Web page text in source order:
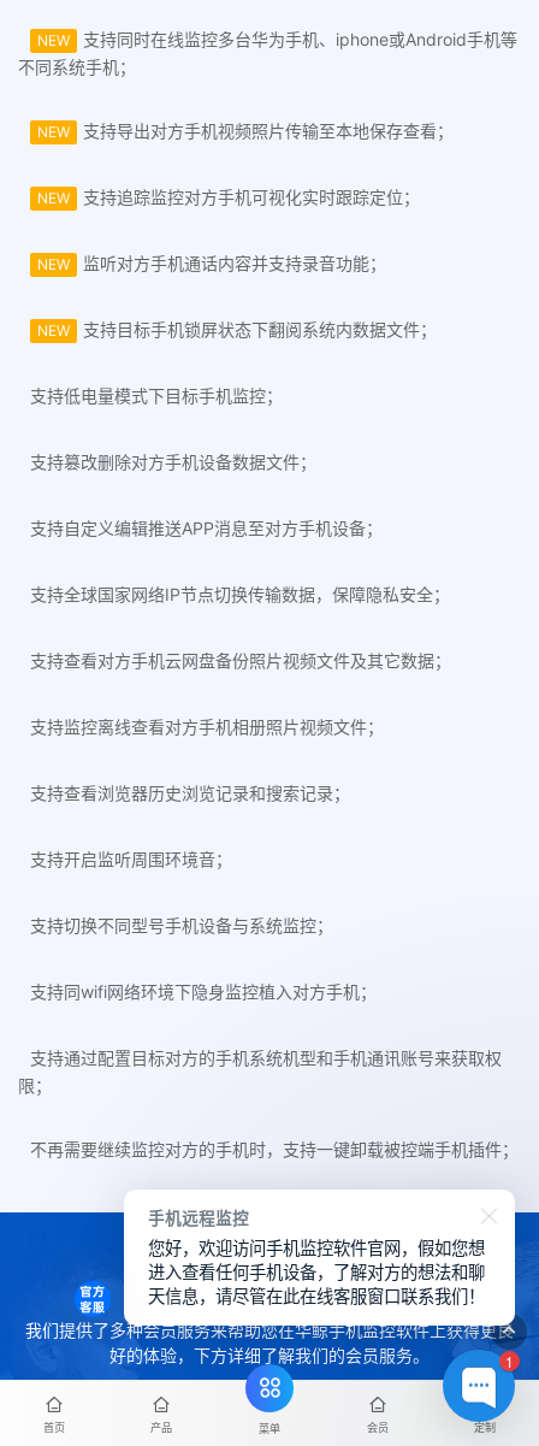
NEW
支持同时在线监控多台华为手机、iphone或Android手机等
不同系统手机；
NEW 支持导出对方手机视频照片传输至本地保存查看；
NEW 支持追踪监控对方手机可视化实时跟踪定位；
NEW 监听对方手机通话内容并支持录音功能；
NEW 支持目标手机锁屏状态下翻阅系统内数据文件；
支持低电量模式下目标手机监控；
支持篡改删除对方手机设备数据文件；
支持自定义编辑推送APP消息至对方手机设备；
支持全球国家网络IP节点切换传输数据，保障隐私安全；
支持查看对方手机云网盘备份照片视频文件及其它数据；
支持监控离线查看对方手机相册照片视频文件；
支持查看浏览器历史浏览记录和搜索记录；
支持开启监听周围环境音；
支持切换不同型号手机设备与系统监控；
支持同wifi网络环境下隐身监控植入对方手机；
支持通过配置目标对方的手机系统机型和手机通讯账号来获取权
限；
不再需要继续监控对方的手机时，支持一键卸载被控端手机插件；
会员服务
我们提供了多种会员服务来帮助您在华鲸手机监控软件上获得更良
好的体验，下方详细了解我们的会员服务。
首页 产品 菜单 会员 定制
1
手机远程监控
您好，欢迎访问手机监控软件官网，假如您想
进入查看任何手机设备，了解对方的想法和聊
天信息，请尽管在此在线客服窗口联系我们！